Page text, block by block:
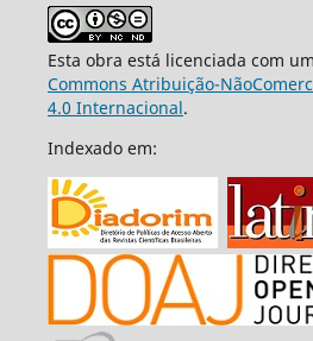
Esta obra está licenciada com
Commons Atribuição-
4.0 Internacional.
Indexado em: